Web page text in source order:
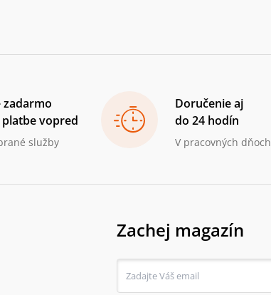
zadarmo
platbe vopred
služby
Doručenie aj
do 24 hodín
V pracovných dňoch
Zachej magazín